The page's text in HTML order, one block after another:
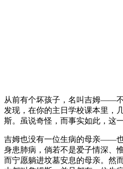
从前有个坏孩子，名叫吉姆——
发现，在你的主日学校课本里，
斯。虽说奇怪，而事实如此，这
吉姆也没有一位生病的母亲——也
身患肺病，倘若不是爱子情深、
而宁愿躺进坟墓安息的母亲。然